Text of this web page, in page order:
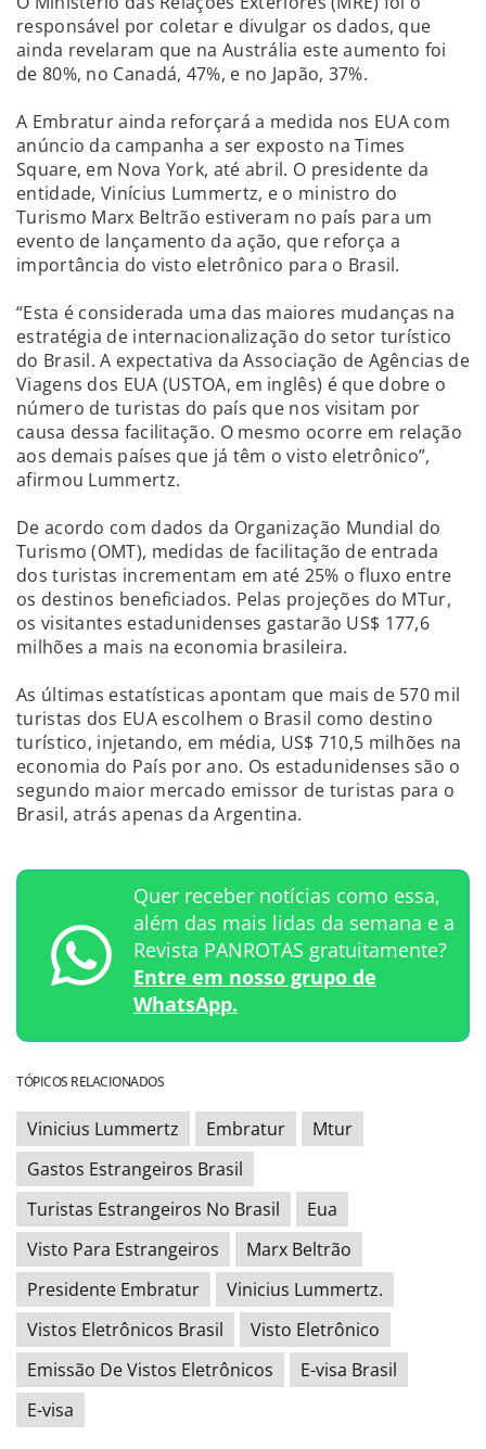
responsável por coletar e divulgar os dados, que
ainda revelaram que na Austrália este aumento foi
de 80%, no Canadá, 47%, e no Japão, 37%.
A Embratur ainda reforçará a medida nos EUA com
anúncio da campanha a ser exposto na Times
Square, em Nova York, até abril. O presidente da
entidade, Vinícius Lummertz, e o ministro do
Turismo Marx Beltrão estiveram no país para um
evento de lançamento da ação, que reforça a
importância do visto eletrônico para o Brasil.
“Esta é considerada uma das maiores mudanças na
estratégia de internacionalização do setor turístico
do Brasil. A expectativa da Associação de Agências de
Viagens dos EUA (USTOA, em inglês) é que dobre o
número de turistas do país que nos visitam por
causa dessa facilitação. O mesmo ocorre em relação
aos demais países que já têm o visto eletrônico”,
afirmou Lummertz.
De acordo com dados da Organização Mundial do
Turismo (OMT), medidas de facilitação de entrada
dos turistas incrementam em até 25% o fluxo entre
os destinos beneficiados. Pelas projeções do MTur,
os visitantes estadunidenses gastarão US$ 177,6
milhões a mais na economia brasileira.
As últimas estatísticas apontam que mais de 570 mil
turistas dos EUA escolhem o Brasil como destino
turístico, injetando, em média, US$ 710,5 milhões na
economia do País por ano. Os estadunidenses são o
segundo maior mercado emissor de turistas para o
Brasil, atrás apenas da Argentina.
Quer receber notícias como essa,
além das mais lidas da semana e a
Revista PANROTAS gratuitamente?
Entre em nosso grupo de
WhatsApp.
TÓPICOS RELACIONADOS
Vinicius Lummertz Embratur
Mtur
Gastos Estrangeiros Brasil
Turistas Estrangeiros No Brasil
Eua
Visto Para Estrangeiros
Marx Beltrão
Presidente Embratur
Vinicius Lummertz.
Vistos Eletrônicos Brasil
Visto Eletrônico
Emissão De Vistos Eletrônicos
E-visa Brasil
E-visa